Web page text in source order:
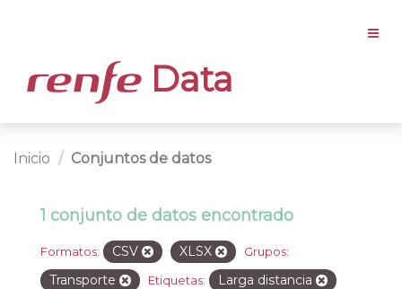
Data
Inicio Conjuntos de datos
1 conjunto de datos encontrado
Formatos: CSV XLSX Grupos:
Transporte Etiquetas:
Larga distancia